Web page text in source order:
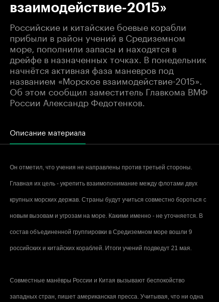
взаимодействие-2015»
Российские и китайские боевые корабли
прибыли в район учений в Средиземном
море, пополнили запасы и находятся в
дрейфе в назначенных точках. В понедельник
начнётся активная фаза маневров под
названием «Морское взаимодействие-2015».
Об этом сообщил заместитель Главкома ВМФ
России Александр Федотенков.
Описание материала
Он отметил, что учения не направлены против третьей стороны.
Главная их цель - укрепить взаимопонимание между флотами двух
крупных морских держав. Страны будут учиться совместно бороться с
новым вызовам и угрозам на море. Какими именно - не уточняется. В
состав объединенной группировки в Средиземном море вошли 9
российских и китайских кораблей. Итоги учений подведут 21 мая.
Совместные манёвры России и Китая вызывают беспокойство
западных стран, пишет американская пресса. Учитывая, что ни одна